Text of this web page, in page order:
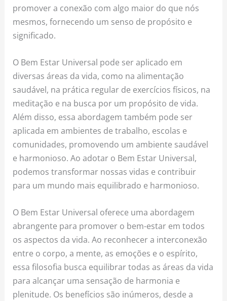
promover a conexão com algo maior do que nós
mesmos, fornecendo um senso de propósito e
significado.
O Bem Estar Universal pode ser aplicado em
diversas áreas da vida, como na alimentação
saudável, na prática regular de exercícios físicos, na
meditação e na busca por um propósito de vida.
Além disso, essa abordagem também pode ser
aplicada em ambientes de trabalho, escolas e
comunidades, promovendo um ambiente saudável
e harmonioso. Ao adotar o Bem Estar Universal,
podemos transformar nossas vidas e contribuir
para um mundo mais equilibrado e harmonioso.
O Bem Estar Universal oferece uma abordagem
abrangente para promover o bem-estar em todos
os aspectos da vida. Ao reconhecer a interconexão
entre o corpo, a mente, as emoções e o espírito,
essa filosofia busca equilibrar todas as áreas da vida
para alcançar uma sensação de harmonia e
plenitude. Os benefícios são inúmeros, desde a